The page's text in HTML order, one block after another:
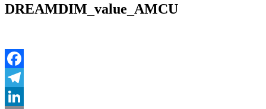
DREAMDIM_value_AMCU
Facebook
Telegram